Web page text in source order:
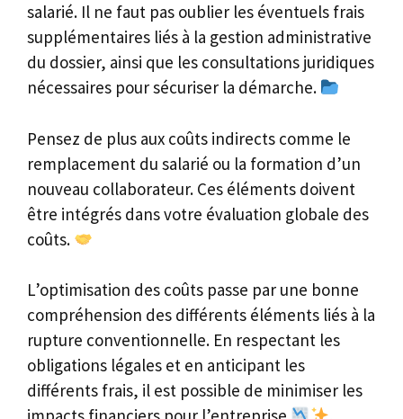
salarié. Il ne faut pas oublier les éventuels frais
supplémentaires liés à la gestion administrative
du dossier, ainsi que les consultations juridiques
nécessaires pour sécuriser la démarche.
Pensez de plus aux coûts indirects comme le
remplacement du salarié ou la formation d’un
nouveau collaborateur. Ces éléments doivent
être intégrés dans votre évaluation globale des
coûts.
L’optimisation des coûts passe par une bonne
compréhension des différents éléments liés à la
rupture conventionnelle. En respectant les
obligations légales et en anticipant les
différents frais, il est possible de minimiser les